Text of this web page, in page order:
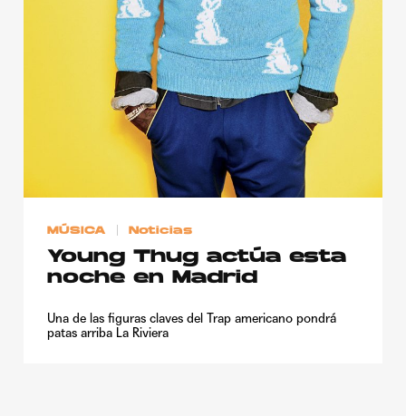
MÚSICA Noticias
Young Thug actúa esta
noche en Madrid
Una de las figuras claves del Trap americano pondrá
patas arriba La Riviera